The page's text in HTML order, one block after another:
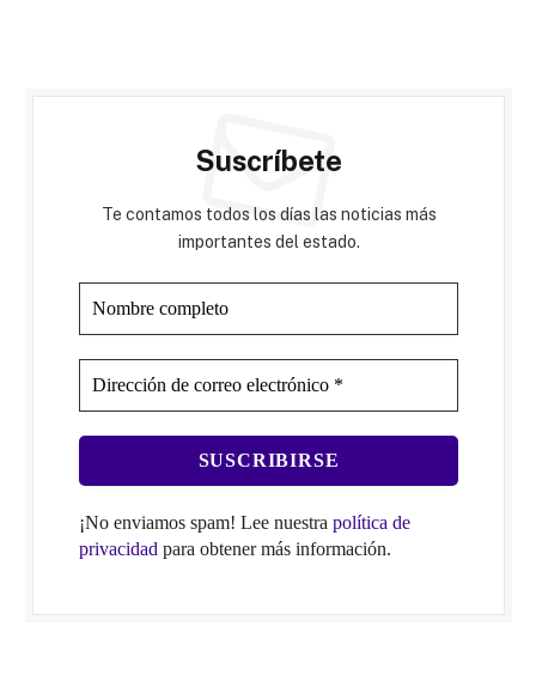
Suscríbete
Te contamos todos los días las noticias más
importantes del estado.
¡No enviamos spam! Lee nuestra política de
privacidad para obtener más información.